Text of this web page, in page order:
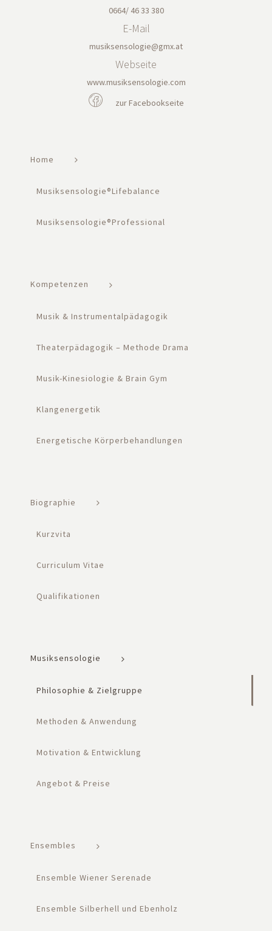
0664/ 46 33 380
E-Mail
musiksensologie@gmx.at
Webseite
www.musiksensologie.com
zur Facebookseite
Home
Musiksensologie®Lifebalance
Musiksensologie®Professional
Kompetenzen
Musik & Instrumentalpädagogik
Theaterpädagogik – Methode Drama
Musik-Kinesiologie & Brain Gym
Klangenergetik
Energetische Körperbehandlungen
Biographie
Kurzvita
Curriculum Vitae
Qualifikationen
Musiksensologie
Philosophie & Zielgruppe
Methoden & Anwendung
Motivation & Entwicklung
Angebot & Preise
Ensembles
Ensemble Wiener Serenade
Ensemble Silberhell und Ebenholz